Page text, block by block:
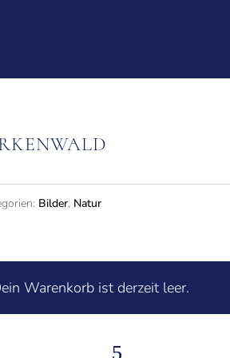
Bilder, Natur
Warenkorb ist derzeit leer.